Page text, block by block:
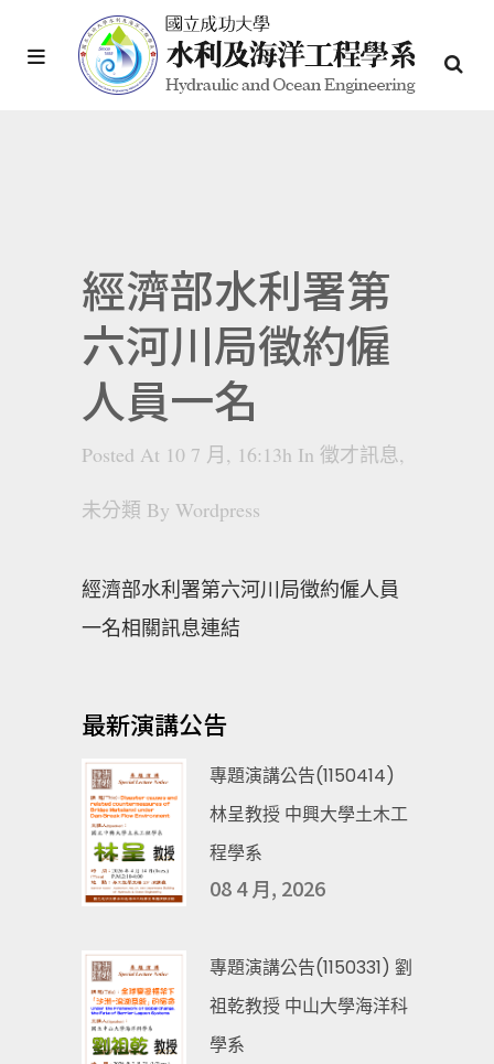
經濟部水利署第
六河川局徵約僱
人員一名
Posted At 10 7 月, 16:13h In 徵才訊息,
未分類 By Wordpress
經濟部水利署第六河川局徵約僱人員
一名相關訊息連結
最新演講公告
專題演講公告(1150414)
林呈教授 中興大學土木工
程學系
08 4 月, 2026
專題演講公告(1150331) 劉
祖乾教授 中山大學海洋科
學系